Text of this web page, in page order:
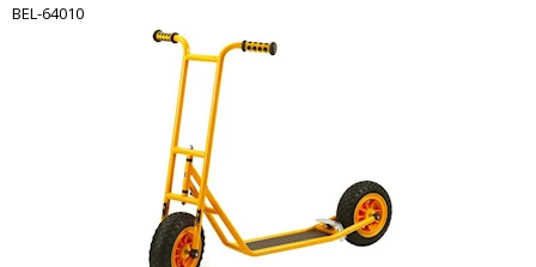
BEL-64010